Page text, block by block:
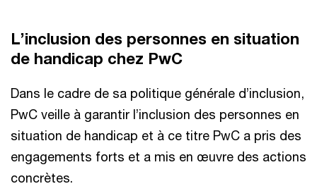
L’inclusion des personnes en situation
de handicap chez PwC
Dans le cadre de sa politique générale d’inclusion,
PwC veille à garantir l’inclusion des personnes en
situation de handicap et à ce titre PwC a pris des
engagements forts et a mis en œuvre des actions
concrètes.